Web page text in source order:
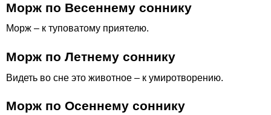
Морж по Весеннему соннику
Морж – к туповатому приятелю.
Морж по Летнему соннику
Видеть во сне это животное – к умиротворению.
Морж по Осеннему соннику